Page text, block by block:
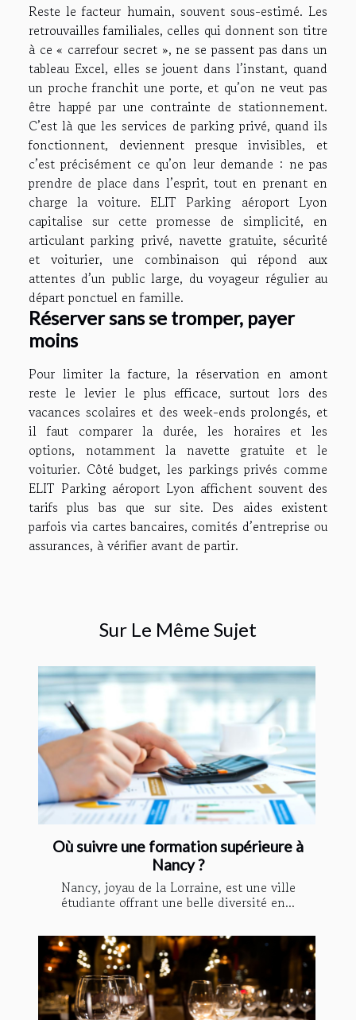
Reste le facteur humain, souvent sous-estimé. Les
retrouvailles familiales, celles qui donnent son titre
à ce « carrefour secret », ne se passent pas dans un
tableau Excel, elles se jouent dans l’instant, quand
un proche franchit une porte, et qu’on ne veut pas
être happé par une contrainte de stationnement.
C’est là que les services de parking privé, quand ils
fonctionnent, deviennent presque invisibles, et
c’est précisément ce qu’on leur demande : ne pas
prendre de place dans l’esprit, tout en prenant en
charge la voiture. ELIT Parking aéroport Lyon
capitalise sur cette promesse de simplicité, en
articulant parking privé, navette gratuite, sécurité
et voiturier, une combinaison qui répond aux
attentes d’un public large, du voyageur régulier au
départ ponctuel en famille.
Réserver sans se tromper, payer
moins
Pour limiter la facture, la réservation en amont
reste le levier le plus efficace, surtout lors des
vacances scolaires et des week-ends prolongés, et
il faut comparer la durée, les horaires et les
options, notamment la navette gratuite et le
voiturier. Côté budget, les parkings privés comme
ELIT Parking aéroport Lyon affichent souvent des
tarifs plus bas que sur site. Des aides existent
parfois via cartes bancaires, comités d’entreprise ou
assurances, à vérifier avant de partir.
Sur Le Même Sujet
Où suivre une formation supérieure à
Nancy ?
Nancy, joyau de la Lorraine, est une ville
étudiante offrant une belle diversité en...